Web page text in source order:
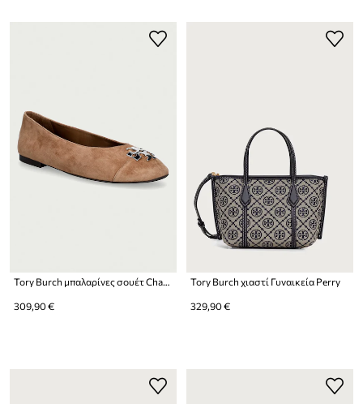
Tory Burch μπαλαρίνες σουέτ Charlie Ballet
309,90 €
Tory Burch χιαστί Γυναικεία Perry
329,90 €